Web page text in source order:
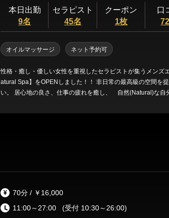
本日出勤
9名
セラピスト
45名
クーポン
1枚
口
オイルマッサージ ネット予約可
性格・癒し・優しい女性を重視したセラピストが集うメンズ
atural Spa】をOPENしました！！ 非日常の最高級の空間を
い。 居心地の良さ、仕事の疲れを癒し、 自然(Natural)な自
Spa】 厳選された美女たちの極上リラクゼーションをぜひご体感くだ
70分 / ￥16,000
11:00～27:00
(受付 10:30～26:00)